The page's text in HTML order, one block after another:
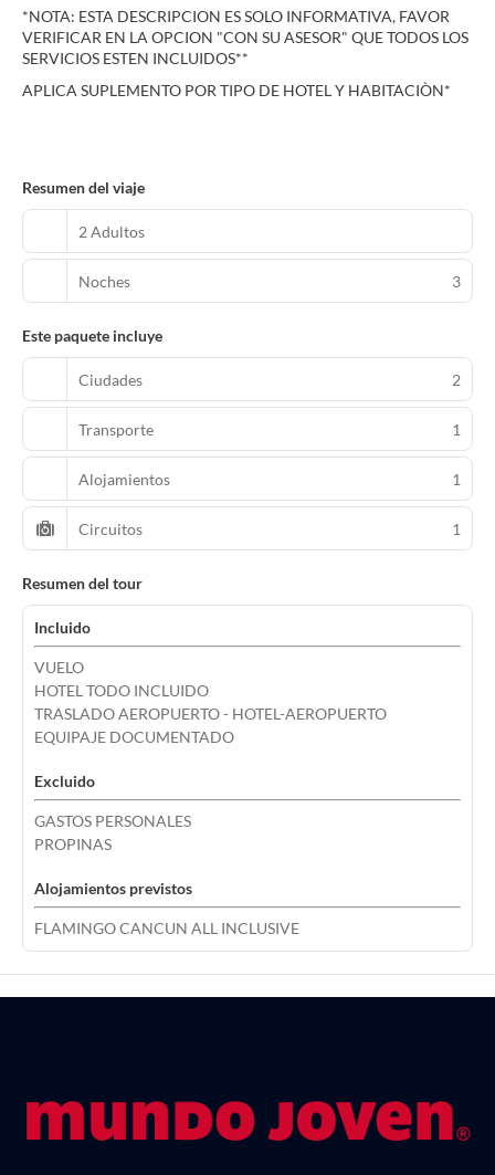
*NOTA: ESTA DESCRIPCION ES SOLO INFORMATIVA, FAVOR
VERIFICAR EN LA OPCION "CON SU ASESOR" QUE TODOS LOS
SERVICIOS ESTEN INCLUIDOS**
APLICA SUPLEMENTO POR TIPO DE HOTEL Y HABITACIÒN*
Resumen del viaje
2 Adultos
Noches 3
Este paquete incluye
Ciudades 2
Transporte 1
Alojamientos 1
Circuitos 1
Resumen del tour
Incluido
VUELO
HOTEL TODO INCLUIDO
TRASLADO AEROPUERTO - HOTEL-AEROPUERTO
EQUIPAJE DOCUMENTADO
Excluido
GASTOS PERSONALES
PROPINAS
Alojamientos previstos
FLAMINGO CANCUN ALL INCLUSIVE